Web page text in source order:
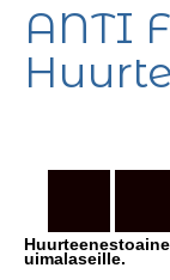
ANTI
uimalaseille.